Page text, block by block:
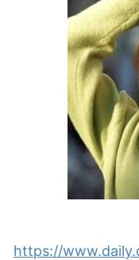
https://